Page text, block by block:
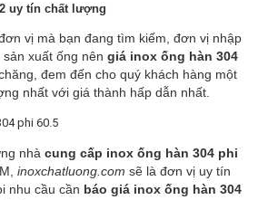
uy tín chất lượng
vị mà bạn đang tìm kiếm, đơn vị nhập
xuất ống nên giá inox ống hàn 304
đem đến cho quý khách hàng một
nhất với giá thành hấp dẫn nhất.
phi 60.5
nhà cung cấp inox ống hàn 304 phi
inoxchatluong.com sẽ là đơn vị uy tín
nhu cầu cần báo giá inox ống hàn 304